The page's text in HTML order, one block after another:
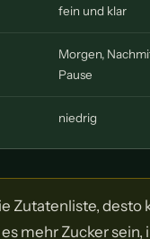
fein und klar
Morgen,
Pause
niedrig
Zutatenliste,
mehr Zucker sein,